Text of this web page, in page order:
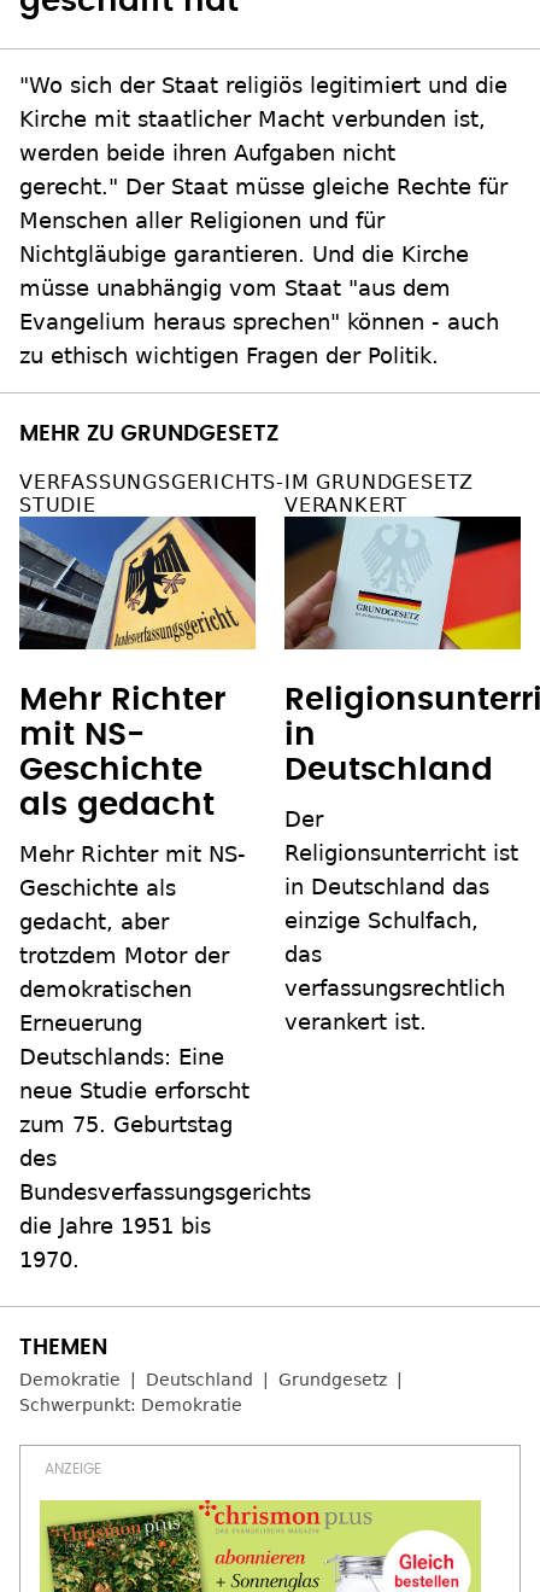
"Wo sich der Staat religiös legitimiert und die
Kirche mit staatlicher Macht verbunden ist,
werden beide ihren Aufgaben nicht
gerecht." Der Staat müsse gleiche Rechte für
Menschen aller Religionen und für
Nichtgläubige garantieren. Und die Kirche
müsse unabhängig vom Staat "aus dem
Evangelium heraus sprechen" können - auch
zu ethisch wichtigen Fragen der Politik.
MEHR ZU GRUNDGESETZ
VERFASSUNGSGERICHTS-
STUDIE
Mehr Richter
mit NS-
Geschichte
als gedacht
Mehr Richter mit NS-
Geschichte als
gedacht, aber
trotzdem Motor der
demokratischen
Erneuerung
Deutschlands: Eine
neue Studie erforscht
zum 75. Geburtstag
des
Bundesverfassungsgerichts
die Jahre 1951 bis
1970.
IM GRUNDGESETZ
VERANKERT
in
Deutschland
Der
Religionsunterricht ist
in Deutschland das
einzige Schulfach,
das
verfassungsrechtlich
verankert ist.
Demokratie Deutschland
Grundgesetz
Schwerpunkt: Demokratie